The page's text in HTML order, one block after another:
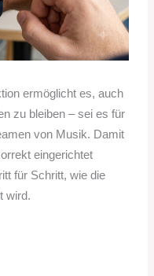
ermöglicht es, auch
zu bleiben – sei es für
von Musik. Damit
eingerichtet
für Schritt, wie die
wird.